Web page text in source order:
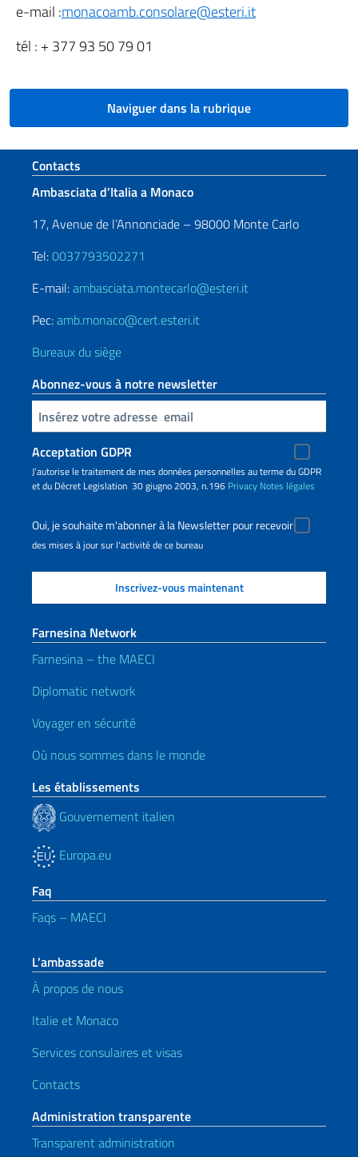
e-mail :monacoamb.consolare@esteri.it
tél : + 377 93 50 79 01
Naviguer dans la rubrique
Section de pied de page
Contacts
Ambasciata d’Italia a Monaco
17, Avenue de l’Annonciade – 98000 Monte Carlo
Tel:0037793502271
E-mail:ambasciata.montecarlo@esteri.it
Pec:amb.monaco@cert.esteri.it
Bureaux du siège
Abonnez-vous à notre newsletter
Insert your email
Acceptation GDPR
J’autorise le traitement de mes données personnelles au terme du GDPR
et du Décret Legislation 30 giugno 2003, n.196 Privacy Notes légales
Oui, je souhaite m'abonner à la Newsletter pour recevoir
des mises à jour sur l'activité de ce bureau
Farnesina Network
Farnesina – the MAECI
Diplomatic network
Voyager en sécurité
Où nous sommes dans le monde
Les établissements
Gouvernement italien
Europa.eu
Faq
Faqs – MAECI
L’ambassade
À propos de nous
Italie et Monaco
Services consulaires et visas
Contacts
Administration transparente
Transparent administration